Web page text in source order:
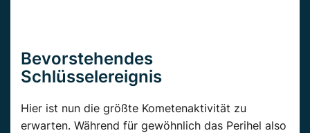
Bevorstehendes
Schlüsselereignis
Hier ist nun die größte Kometenaktivität zu
erwarten. Während für gewöhnlich das Perihel also